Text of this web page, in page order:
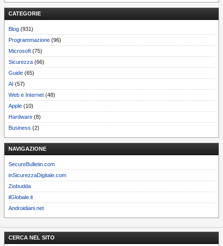
CATEGORIE
Blog (931)
Programmazione (96)
Microsoft (75)
Sicurezza (66)
Guide (65)
AI (57)
Web e Internet (48)
Apple (10)
Hardware (8)
Business (2)
NAVIGAZIONE
SecureBulletin.com
inSicurezzaDigitale.com
Ziobudda
ilGlobale.it
Androidiani.net
CERCA NEL SITO